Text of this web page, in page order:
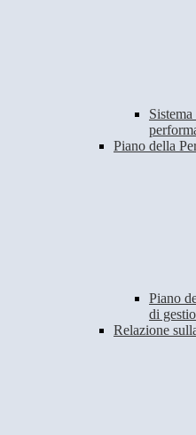
Piano della
Piano
di
Relazione